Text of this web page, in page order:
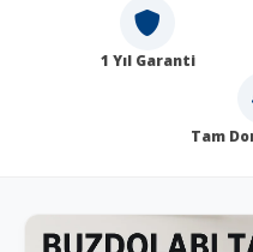
1 Yıl Garanti
Tam